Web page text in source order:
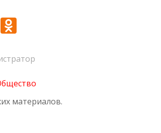
Odnoklassniki
материалов.